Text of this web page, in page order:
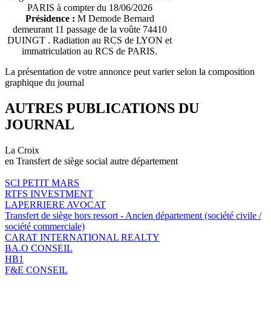
PARIS à compter du 18/06/2026
Présidence : M Demode Bernard
demeurant 11 passage de la voûte 74410
DUINGT . Radiation au RCS de LYON et
immatriculation au RCS de PARIS.
La présentation de votre annonce peut varier selon la composition
graphique du journal
AUTRES PUBLICATIONS DU
JOURNAL
La Croix
en Transfert de siège social autre département
SCI PETIT MARS
RTFS INVESTMENT
LAPERRIERE AVOCAT
Transfert de siège hors ressort - Ancien département (société civile /
société commerciale)
CARAT INTERNATIONAL REALTY
BA.O CONSEIL
HB1
F&E CONSEIL